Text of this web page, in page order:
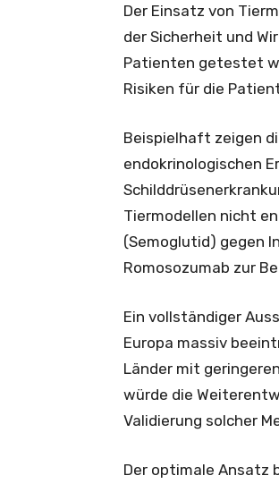
Der Einsatz von
der Sicherheit und
Patienten getestet
Risiken für die
Beispielhaft zeigen
endokrinologischen
Tiermodellen nicht
(Semoglutid) gegen
Romosozumab zur
Ein vollständiger
Europa massiv
Länder mit
würde die
Validierung solcher
Der optimale Ansatz